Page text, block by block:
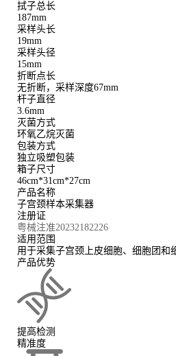
拭子总长
187mm
采样头长
19mm
采样头径
15mm
折断点长
无折断，采样深度67mm
杆子直径
3.6mm
灭菌方式
环氧乙烷灭菌
包装方式
独立吸塑包装
箱子尺寸
46cm*31cm*27cm
产品名称
子宫颈样本采集器
注册证
粤械注准20232182226
适用范围
用于采集子宫颈上皮细胞、细胞团和
产品优势
提高检测
精准度